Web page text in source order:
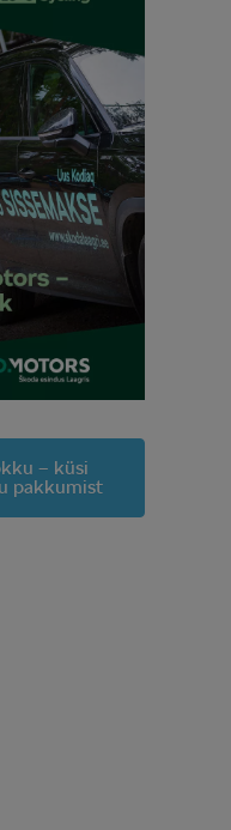
– küsi
pakkumist